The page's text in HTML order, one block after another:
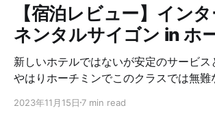
【宿泊レビュー】イン
ネンタルサイゴン in ホ
新しいホテルではないが安定のサービス
やはりホーチミンでこのクラスでは無難
2023年11月15日 7 min read